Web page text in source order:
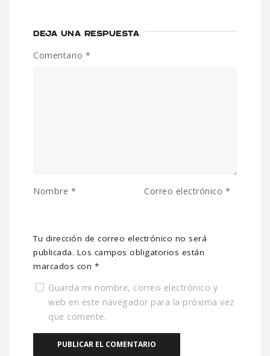
DEJA UNA RESPUESTA
Tu dirección de correo electrónico no será
publicada. Los campos obligatorios están
marcados con *
Comentario *
Nombre * Correo electrónico *
Guarda mi nombre, correo electrónico y
web en este navegador para la próxima vez
que comente.